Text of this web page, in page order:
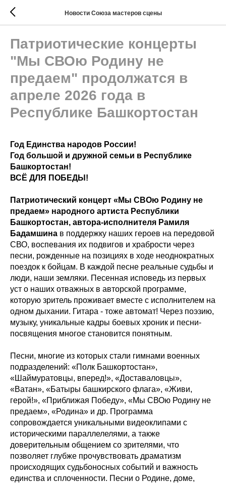
Новости Союза мастеров сцены
Патриотические концерты
"Мы СВОю Родину не
предаем" продолжатся в
апреле 2026 года в
Республике Башкортостан
Год Единства народов России!
Год большой и дружной семьи в Республике
Башкортостан!
ВСЁ ДЛЯ ПОБЕДЫ!
Патриотический концерт «Мы СВОю Родину не
предаем» народного артиста Республики
Башкортостан, автора-исполнителя Рамиля
Бадамшина в поддержку наших героев на передовой
СВО, воспевания их подвигов и храбрости через
песни, рожденные на позициях в ходе неоднократных
поездок к бойцам. В каждой песне реальные судьбы и
люди, наши земляки. Песенная исповедь из первых
уст о наших отважных в авторской программе,
которую зритель проживает вместе с исполнителем на
одном дыхании. Гитара - тоже автомат! Через поэзию,
музыку, уникальные кадры боевых хроник и песни-
посвящения многое становится понятным.
Песни, многие из которых стали гимнами военных
подразделений: «Полк Башкортостан»,
«Шаймуратовцы, вперед!», «Доставаловцы»,
«Ватан», «Батыры башкирского флага», «Живи,
герой!», «Приближая Победу», «Мы СВОю Родину не
предаем», «Родина» и др. Программа
сопровождается уникальными видеоклипами с
историческими параллелелями, а также
доверительным общением со зрителями, что
позволяет глубже прочувствовать драматизм
происходящих судьбоносных событий и важность
единства и сплоченности. Песни о Родине, доме,